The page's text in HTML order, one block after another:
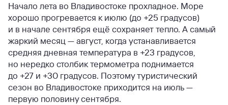
Начало лета во Владивостоке прохладное. Море
хорошо прогревается к июлю (до +25 градусов)
и в начале сентября ещё сохраняет тепло. А самый
жаркий месяц — август, когда устанавливается
средняя дневная температура в +23 градусов,
но нередко столбик термометра поднимается
до +27 и +30 градусов. Поэтому туристический
сезон во Владивостоке приходится на июль —
первую половину сентября.